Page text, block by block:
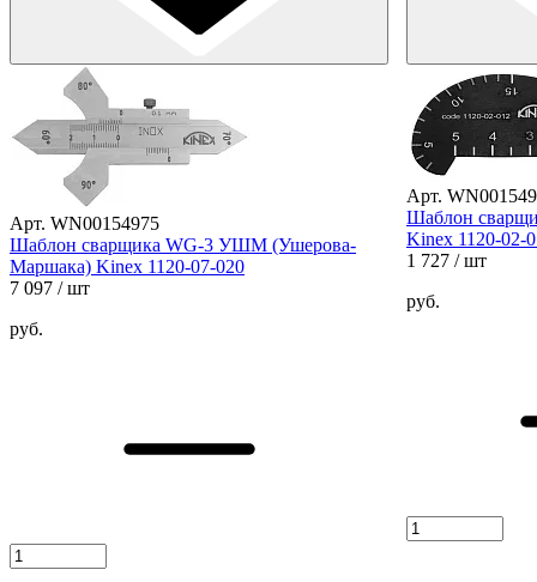
Арт. WN00154975
Шаблон сварщика WG-3 УШМ (Ушерова-
Маршака) Kinex 1120-07-020
7 097 / шт
руб.
Арт.
Шаблон
Kinex 1120-02-
1 727 / шт
руб.